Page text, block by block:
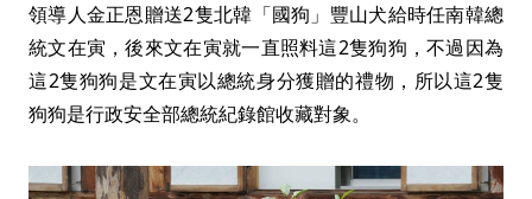
領導人金正恩贈送2隻北韓「國狗」豐山犬給時任南韓總
統文在寅，後來文在寅就一直照料這2隻狗狗，不過因為
這2隻狗狗是文在寅以總統身分獲贈的禮物，所以這2隻
狗狗是行政安全部總統紀錄館收藏對象。